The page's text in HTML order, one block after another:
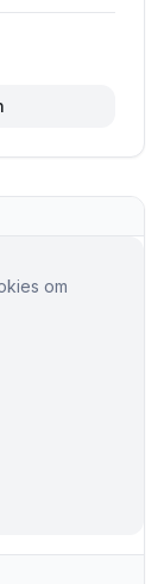
om